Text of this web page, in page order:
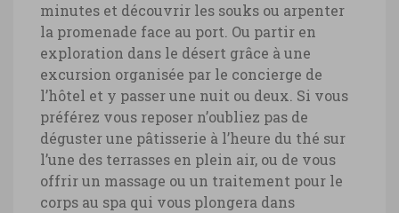
hôtel luxe Oman, The Chedi piscine
hôtel luxe Oman, The Chedi piscine ©
Marie-Ange Ostré
minutes et découvrir les souks ou arpenter
la promenade face au port. Ou partir en
exploration dans le désert grâce à une
excursion organisée par le concierge de
l’hôtel et y passer une nuit ou deux. Si vous
préférez vous reposer n’oubliez pas de
déguster une pâtisserie à l’heure du thé sur
l’une des terrasses en plein air, ou de vous
offrir un massage ou un traitement pour le
corps au spa qui vous plongera dans